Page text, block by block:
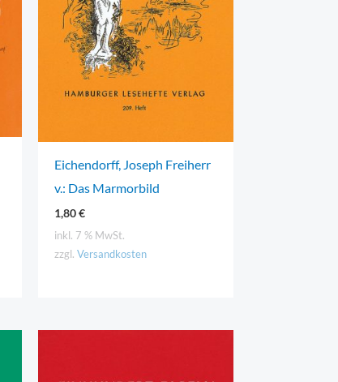
Eichendorff, Joseph Freiherr
v.: Das Marmorbild
1,80€
inkl. 7 % MwSt.
zzgl. Versandkosten